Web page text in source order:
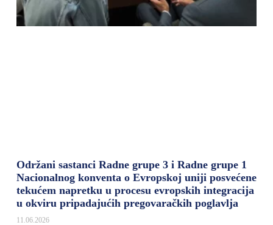
Održani sastanci Radne grupe 3 i Radne grupe 1
Nacionalnog konventa o Evropskoj uniji posvećene
tekućem napretku u procesu evropskih integracija
u okviru pripadajućih pregovaračkih poglavlja
11.06.2026